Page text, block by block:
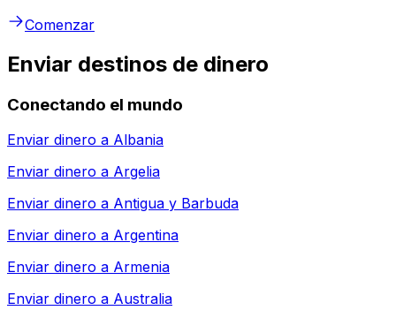
Comenzar
Enviar destinos de dinero
Conectando el mundo
Enviar dinero a Albania
Enviar dinero a Argelia
Enviar dinero a Antigua y Barbuda
Enviar dinero a Argentina
Enviar dinero a Armenia
Enviar dinero a Australia